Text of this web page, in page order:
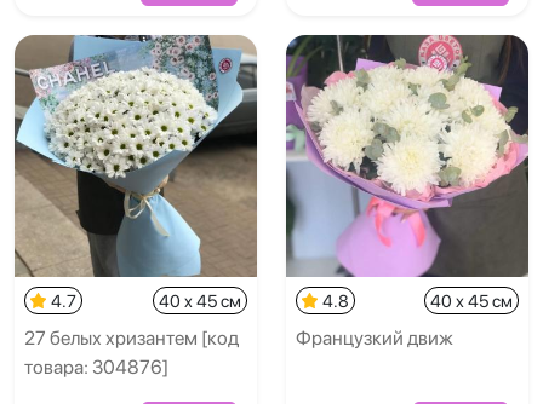
4.7 40 x 45 см
27 белых хризантем [код
товара: 304876]
4.8 40 x 45 см
Французкий движ